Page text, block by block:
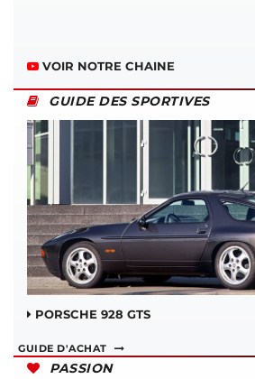
VOIR NOTRE CHAINE
GUIDE DES SPORTIVES
PORSCHE 928 GTS
GUIDE D'ACHAT
PASSION